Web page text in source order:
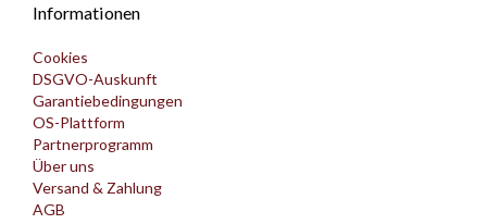
Informationen
Cookies
DSGVO-Auskunft
Garantiebedingungen
OS-Plattform
Partnerprogramm
Über uns
Versand & Zahlung
AGB